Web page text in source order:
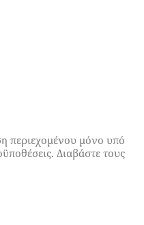
περιεχομένου μόνο υπό
Διαβάστε τους